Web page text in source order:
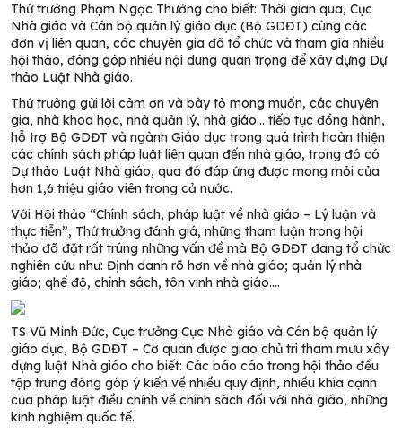
Thứ trưởng Phạm Ngọc Thưởng cho biết: Thời gian qua, Cục
Nhà giáo và Cán bộ quản lý giáo dục (Bộ GDĐT) cùng các
đơn vị liên quan, các chuyên gia đã tổ chức và tham gia nhiều
hội thảo, đóng góp nhiều nội dung quan trọng để xây dựng Dự
thảo Luật Nhà giáo.
Thứ trưởng gửi lời cảm ơn và bày tỏ mong muốn, các chuyên
gia, nhà khoa học, nhà quản lý, nhà giáo… tiếp tục đồng hành,
hỗ trợ Bộ GDĐT và ngành Giáo dục trong quá trình hoàn thiện
các chính sách pháp luật liên quan đến nhà giáo, trong đó có
Dự thảo Luật Nhà giáo, qua đó đáp ứng được mong mỏi của
hơn 1,6 triệu giáo viên trong cả nước.
Với Hội thảo “Chính sách, pháp luật về nhà giáo – Lý luận và
thực tiễn”, Thứ trưởng đánh giá, những tham luận trong hội
thảo đã đặt rất trúng những vấn đề mà Bộ GDĐT đang tổ chức
nghiên cứu như: Định danh rõ hơn về nhà giáo; quản lý nhà
giáo; qhế độ, chính sách, tôn vinh nhà giáo….
TS Vũ Minh Đức, Cục trưởng Cục Nhà giáo và Cán bộ quản lý
giáo dục, Bộ GDĐT – Cơ quan được giao chủ trì tham mưu xây
dựng luật Nhà giáo cho biết: Các báo cáo trong hội thảo đều
tập trung đóng góp ý kiến về nhiều quy định, nhiều khía cạnh
của pháp luật điều chỉnh về chính sách đối với nhà giáo, những
kinh nghiệm quốc tế.